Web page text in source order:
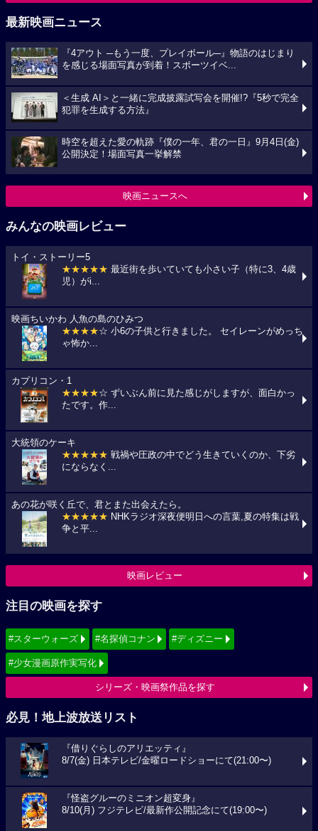
最新映画ニュース
『4アウト ─もう一度、プレイボール─』物語のはじまり
を感じる場面写真が到着！スポーツイベ...
＜生成 AI＞と一緒に完成披露試写会を開催!?『5秒で完全
犯罪を生成する方法』
時空を超えた愛の軌跡『僕の一年、君の一日』9月4日(金)
公開決定！場面写真一挙解禁
映画ニュースへ
みんなの映画レビュー
トイ・ストーリー5
★★★★★ 最近街を歩いていても小さい子（特に3、4歳
児）がi...
映画ちいかわ 人魚の島のひみつ
★★★★☆ 小6の子供と行きました。 セイレーンがめっち
ゃ怖か...
カプリコン・1
★★★★☆ ずいぶん前に見た感じがしますが、面白かっ
たです。作...
大統領のケーキ
★★★★★ 戦禍や圧政の中でどう生きていくのか、下劣
にならなく...
あの花が咲く丘で、君とまた出会えたら。
★★★★★ NHKラジオ深夜便明日への言葉,夏の特集は戦
争と平...
映画レビュー
注目の映画を探す
#スターウォーズ #名探偵コナン #ディズニー
#少女漫画原作実写化
シリーズ・映画祭作品を探す
必見！地上波放送リスト
『借りぐらしのアリエッティ』
8/7(金) 日本テレビ/金曜ロードショーにて(21:00〜)
『怪盗グルーのミニオン超変身』
8/10(月) フジテレビ/最新作公開記念にて(19:00〜)